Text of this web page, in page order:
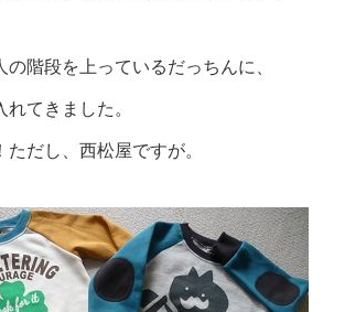
の階段を上っているだっちんに、
てきました。
だし、西松屋ですが。